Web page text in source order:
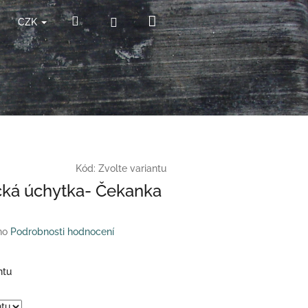
CZK HledatPřihlášeníNákupní
košík
Kód: Zvolte variantu
úchytka- Čekanka
Podrobnosti hodnocení